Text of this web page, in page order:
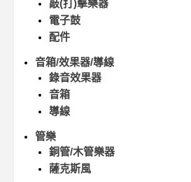
敲(打)擊樂器
電子鼓
配件
音箱/效果器/導線
錄音效果器
音箱
導線
管樂
銅管/木管樂器
薩克斯風